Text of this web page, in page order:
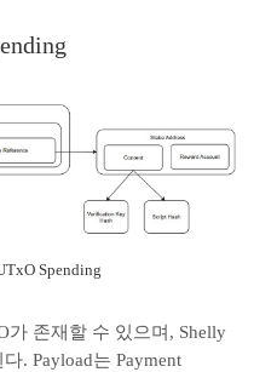
Spending
가 존재할 수 있으며, Shelly
. Payload는 Payment